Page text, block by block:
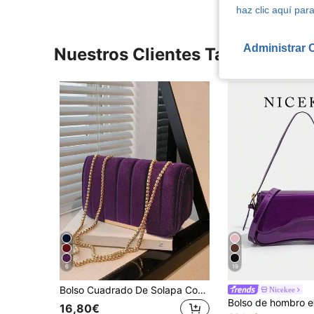
Nuestros Clientes También
6
Bolso Cuadrado De Solapa Con Detalles Geométricos Minimalistas Y Diseño Relieve Para Negocios, Trabajo, Oficina Y Viajes Diarios
16,80€
19
Nicekee
haz clic aquí
Administrar